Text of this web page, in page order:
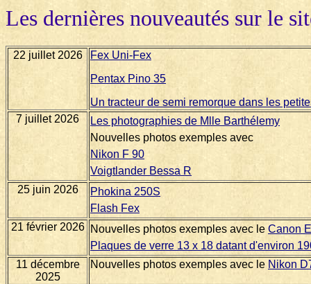
Les dernières nouveautés sur le
22 juillet 2026
Fex Uni-Fex
Pentax Pino 35
Un tracteur de semi remorque dans les
7 juillet 2026
Les photographies de Mlle Barthélemy
Nouvelles photos exemples avec
Nikon F 90
Voigtlander Bessa R
25 juin 2026
Phokina 250S
Flash Fex
21 février 2026
Nouvelles photos exemples avec le Canon
Plaques de verre 13 x 18 datant d'environ
11 décembre
2025
Nouvelles photos exemples avec le Nikon